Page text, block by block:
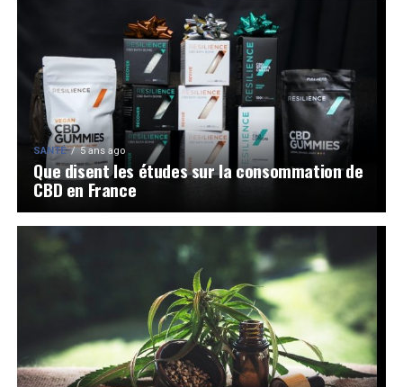
SANTÉ 5 ans ago
Que disent les études sur la consommation de
CBD en France